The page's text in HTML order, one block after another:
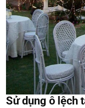
Sử dụng ô lệch